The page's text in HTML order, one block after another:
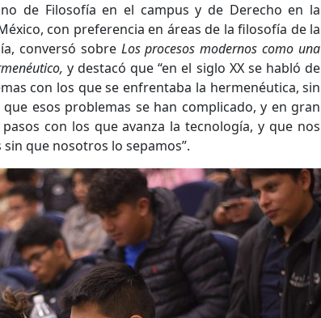
de Filosofía en el campus y de Derecho en la
con preferencia en áreas de la filosofía de la
conversó sobre Los procesos modernos como una
y destacó que “en el siglo XX se habló de
con los que se enfrentaba la hermenéutica, sin
esos problemas se han complicado, y en gran
con los que avanza la tecnología, y que nos
que nosotros lo sepamos”.